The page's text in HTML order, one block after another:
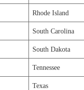
Rhode Island
South Carolina
South Dakota
Tennessee
Texas